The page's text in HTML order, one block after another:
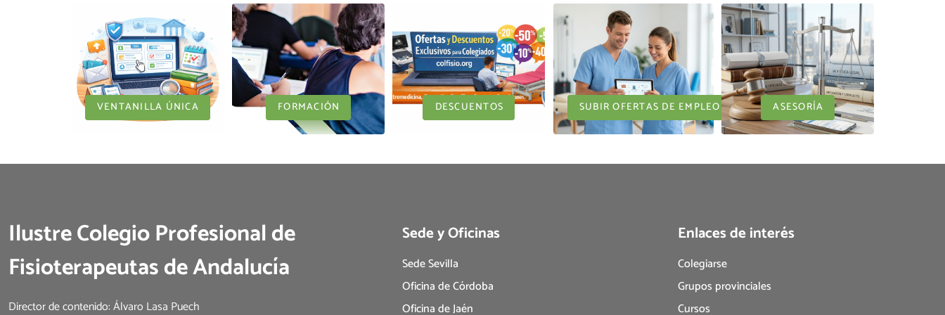
VENTANILLA ÚNICA FORMACIÓN DESCUENTOS SUBIR OFERTAS DE EMPLEO ASESORÍA
Ilustre Colegio Profesional de
Fisioterapeutas de Andalucía
Director de contenido: Álvaro Lasa Puech
Sede y Oficinas
Sede Sevilla
Oficina de Córdoba
Oficina de Jaén
Enlaces de interés
Colegiarse
Grupos provinciales
Cursos